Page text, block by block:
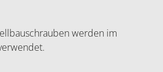
werden im